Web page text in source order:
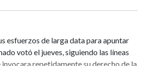
esfuerzos de larga data para apuntar
votó el jueves, siguiendo las líneas
repetidamente su derecho de la